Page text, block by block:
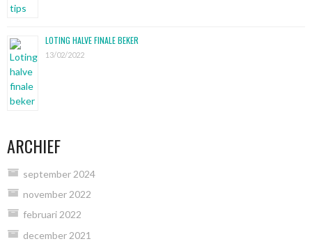
LOTING HALVE FINALE BEKER
13/02/2022
ARCHIEF
september 2024
november 2022
februari 2022
december 2021